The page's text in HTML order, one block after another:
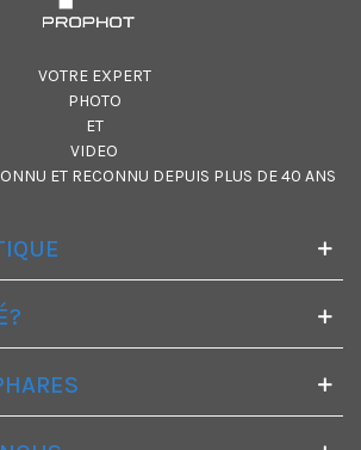
VOTRE EXPERT
PHOTO
ET
VIDEO
ET RECONNU DEPUIS PLUS DE 40 ANS